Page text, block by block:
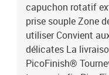
capuchon rotatif
prise souple Zone
utiliser Convient
délicates La
PicoFinish®